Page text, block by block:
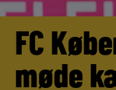
FC
møde